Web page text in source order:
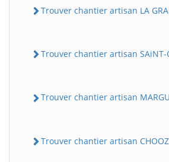
Trouver chantier artisan LA
Trouver chantier artisan SAiNT-
Trouver chantier artisan
Trouver chantier artisan CHOOZ